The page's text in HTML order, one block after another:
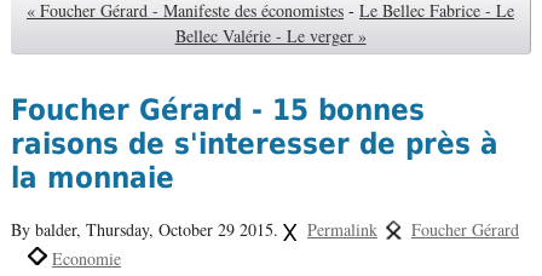
« Foucher Gérard - Manifeste des économistes - Le Bellec Fabrice - Le
Bellec Valérie - Le verger »
Foucher Gérard - 15 bonnes
raisons de s'interesser de près à
la monnaie
By balder, Thursday, October 29 2015. Permalink
Foucher Gérard
Economie